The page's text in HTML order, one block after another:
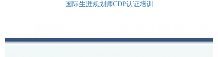
国际生涯规划师CDP认证培训